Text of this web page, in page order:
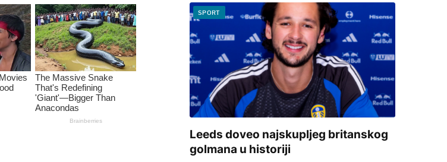
SPORT
Leeds doveo najskupljeg britanskog
golmana u historiji